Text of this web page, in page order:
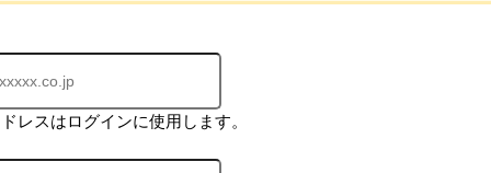
レスはログインに使用します。